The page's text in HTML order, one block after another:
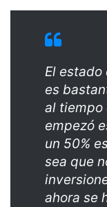
El estado
es
al tiempo
empezó
un 50%
sea que
ahora se